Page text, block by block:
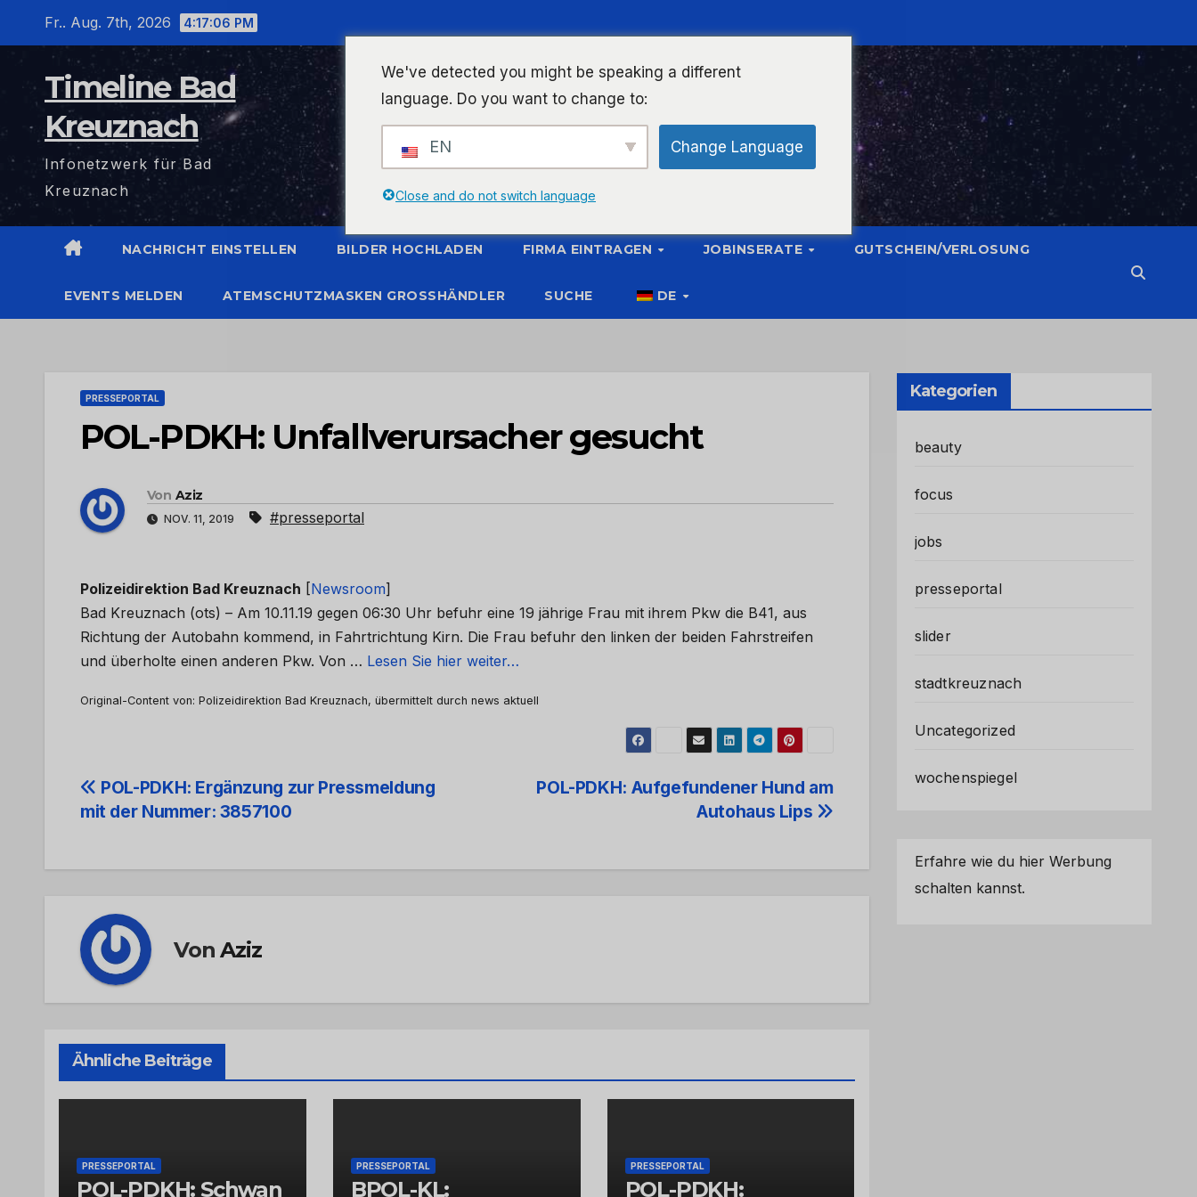
Fr.. Aug. 7th, 2026 4:17:07 PM
Timeline Bad
Kreuznach
Infonetzwerk für Bad
Kreuznach
NACHRICHT EINSTELLEN BILDER HOCHLADEN FIRMA EINTRAGEN JOBINSERATE GUTSCHEIN/VERLOSUNG
EVENTS MELDEN ATEMSCHUTZMASKEN GROSSHÄNDLER SUCHE DE
PRESSEPORTAL
POL-PDKH: Unfallverursacher gesucht
Von Aziz
NOV. 11, 2019 #presseportal
Polizeidirektion Bad Kreuznach [Newsroom]
Bad Kreuznach (ots) – Am 10.11.19 gegen 06:30 Uhr befuhr eine 19 jährige Frau mit ihrem Pkw die B41, aus
Richtung der Autobahn kommend, in Fahrtrichtung Kirn. Die Frau befuhr den linken der beiden Fahrstreifen
und überholte einen anderen Pkw. Von … Lesen Sie hier weiter…
Original-Content von: Polizeidirektion Bad Kreuznach, übermittelt durch news aktuell
Beitrags-
POL-PDKH: Aufgefundener Hund am
Autohaus Lips
POL-PDKH: Ergänzung zur Pressmeldung
mit der Nummer: 3857100
VonAziz
Ähnliche Beiträge
PRESSEPORTAL
POL-PDKH: Schwan
PRESSEPORTAL
BPOL-KL:
PRESSEPORTAL
POL-PDKH:
Kategorien
beauty
focus
jobs
presseportal
slider
stadtkreuznach
Uncategorized
wochenspiegel
Erfahre wie du hier Werbung
schalten kannst.
We've detected you might be speaking a different
language. Do you want to change to:
EN Change Language
Close and do not switch language